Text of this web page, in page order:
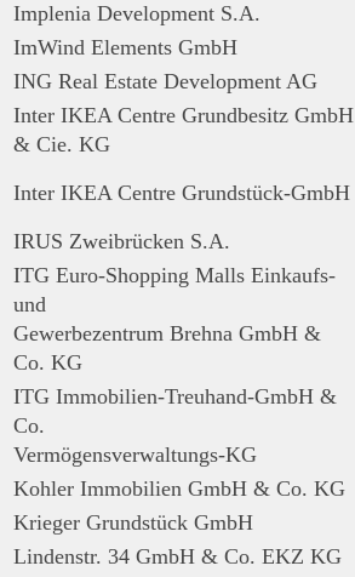
Implenia Development S.A.
ImWind Elements GmbH
ING Real Estate Development AG
Inter IKEA Centre Grundbesitz GmbH
& Cie. KG
Inter IKEA Centre Grundstück-GmbH
IRUS Zweibrücken S.A.
ITG Euro-Shopping Malls Einkaufs-
und
Gewerbezentrum Brehna GmbH &
Co. KG
ITG Immobilien-Treuhand-GmbH &
Co.
Vermögensverwaltungs-KG
Kohler Immobilien GmbH & Co. KG
Krieger Grundstück GmbH
Lindenstr. 34 GmbH & Co. EKZ KG